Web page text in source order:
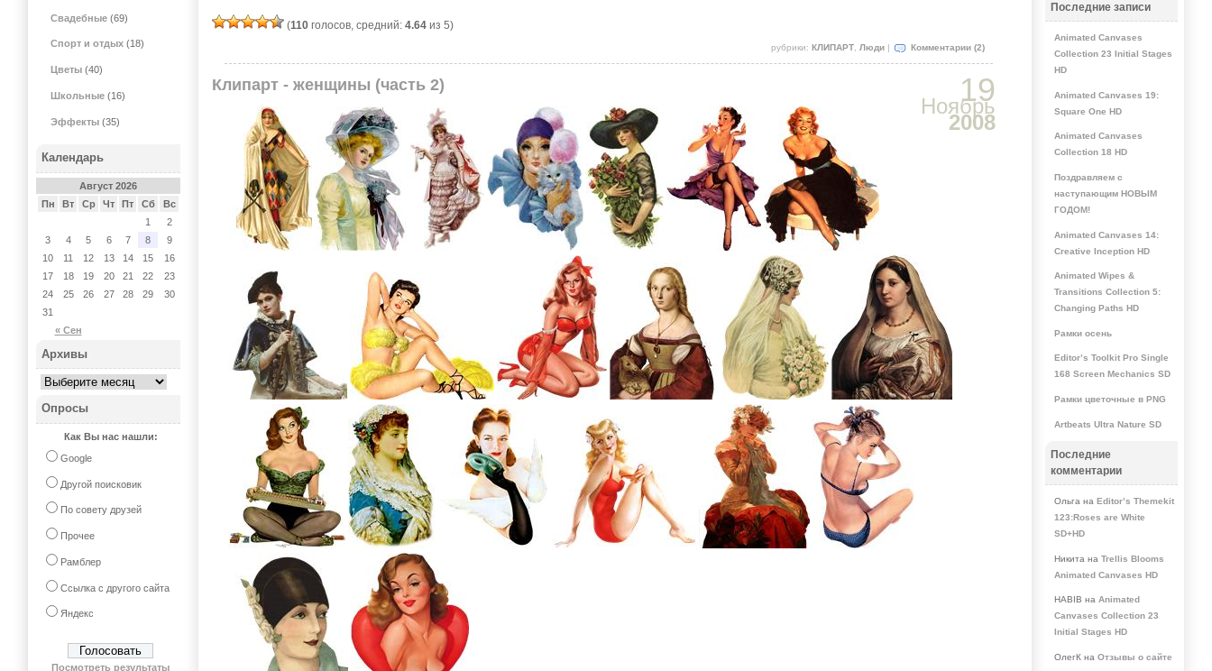
(110 голосов, средний: 4.64 из 5)
рубрики: КЛИПАРТ, Люди| Комментарии (2)
19
Ноябрь
2008
Клипарт - женщины (часть 2)
Свадебные (69)
Спорт и отдых (18)
Цветы (40)
Школьные (16)
Эффекты (35)
Календарь
Август 2026
Пн
Вт Ср Чт Пт Сб Вс
« Сен
1
2
3
4 5 6 7 8
9
10
11 12 13 14 15
16
17
18 19 20 21 22
23
24
25 26 27 28 29
30
31
Архивы
Опросы
Как Вы нас нашли:
Google
Другой поисковик
По совету друзей
Прочее
Рамблер
Ссылка с другого сайта
Яндекс
Посмотреть результаты
Последние записи
Animated Canvases
Collection 23 Initial Stages
HD
Animated Canvases 19:
Square One HD
Animated Canvases
Collection 18 HD
Поздравляем с
наступающим НОВЫМ
ГОДОМ!
Animated Canvases 14:
Creative Inception HD
Animated Wipes &
Transitions Collection 5:
Changing Paths HD
Рамки осень
Editor’s Toolkit Pro Single
168 Screen Mechanics SD
Рамки цветочные в PNG
Artbeats Ultra Nature SD
Последние
комментарии
Ольга на Editor’s Themekit
123:Roses are White
SD+HD
Никита на Trellis Blooms
Animated Canvases HD
HABIB на Animated
Canvases Collection 23
Initial Stages HD
ОлегК на Отзывы о сайте